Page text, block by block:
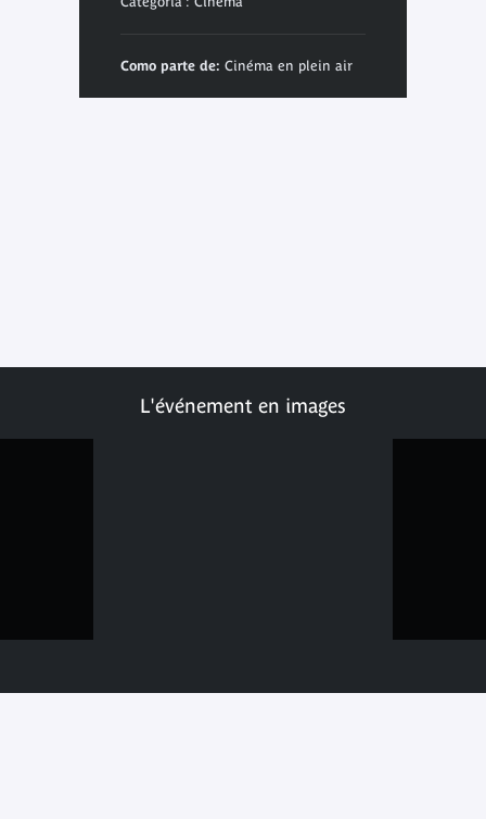
Como parte de: Cinéma en plein air
L'événement en images